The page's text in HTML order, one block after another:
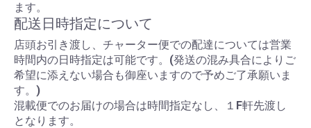
ます。
配送日時指定について
店頭お引き渡し、チャーター便での配達については営業
時間内の日時指定は可能です。(発送の混み具合によりご
希望に添えない場合も御座いますので予めご了承願いま
す。)
混載便でのお届けの場合は時間指定なし、１F軒先渡し
となります。